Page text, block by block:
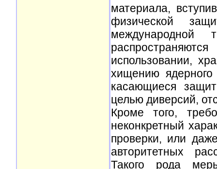
материала,
физической
международной
использовании,
хищению
касающиеся
целью диверсий,
Кроме того,
неконкретный
проверки, или
авторитетных
Такого рода